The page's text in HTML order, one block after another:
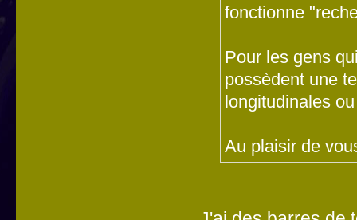
fonctionne
Pour les gens
possèdent une
longitudinales
Au plaisir de